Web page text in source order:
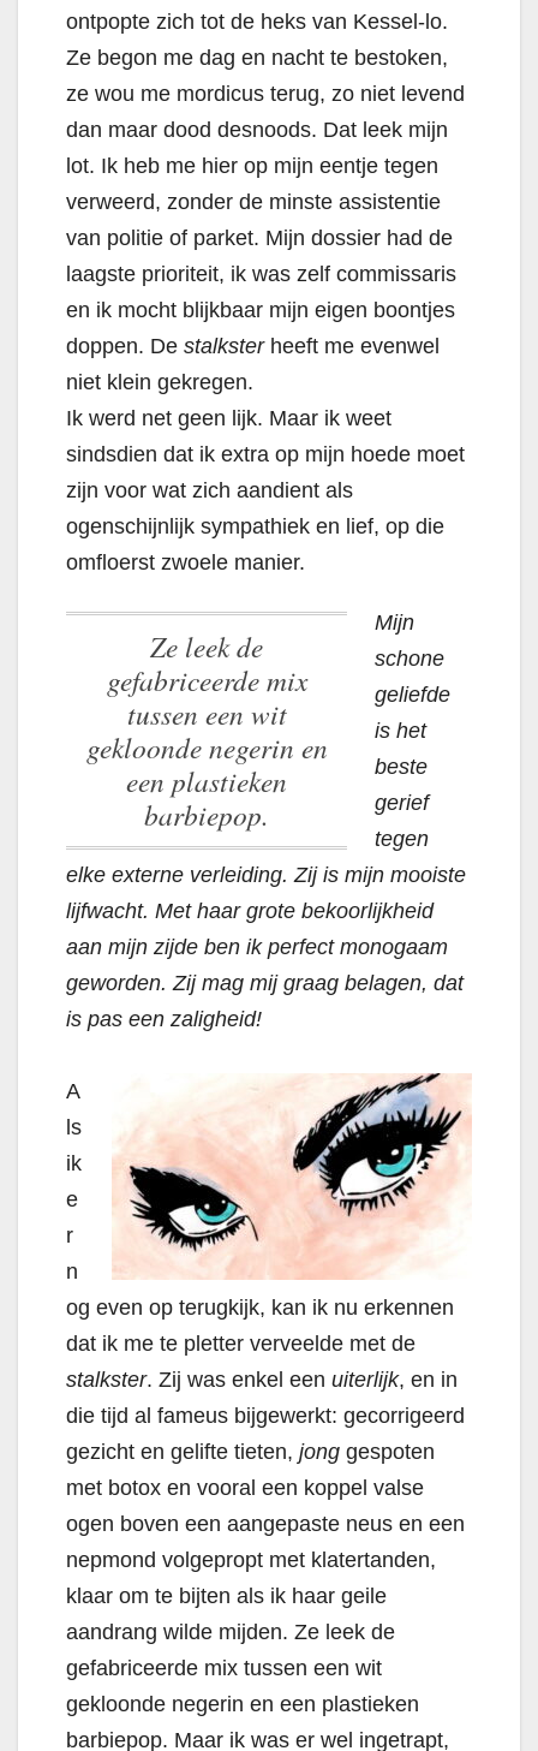
ontpopte zich tot de heks van Kessel-lo.
Ze begon me dag en nacht te bestoken,
ze wou me mordicus terug, zo niet levend
dan maar dood desnoods. Dat leek mijn
lot. Ik heb me hier op mijn eentje tegen
verweerd, zonder de minste assistentie
van politie of parket. Mijn dossier had de
laagste prioriteit, ik was zelf commissaris
en ik mocht blijkbaar mijn eigen boontjes
doppen. De stalksterheeft me evenwel
niet klein gekregen.
Ik werd net geen lijk. Maar ik weet
sindsdien dat ik extra op mijn hoede moet
zijn voor wat zich aandient als
ogenschijnlijk sympathiek en lief, op die
omfloerst zwoele manier.
Ze leek de
gefabriceerde mix
tussen een wit
gekloonde negerin en
een plastieken
barbiepop.
Mijn
schone
geliefde
is het
beste
gerief
tegen
elke externe verleiding. Zij is mijn mooiste
lijfwacht. Met haar grote bekoorlijkheid
aan mijn zijde ben ik perfect monogaam
geworden. Zij mag mij graag belagen, dat
is pas een zaligheid!
A
ls
ik
e
r
n
og even op terugkijk, kan ik nu erkennen
dat ik me te pletter verveelde met de
stalkster. Zij was enkel een uiterlijk, en in
die tijd al fameus bijgewerkt: gecorrigeerd
gezicht en gelifte tieten, jong gespoten
met botox en vooral een koppel valse
ogen boven een aangepaste neus en een
nepmond volgepropt met klatertanden,
klaar om te bijten als ik haar geile
aandrang wilde mijden. Ze leek de
gefabriceerde mix tussen een wit
gekloonde negerin en een plastieken
barbiepop. Maar ik was er wel ingetrapt,